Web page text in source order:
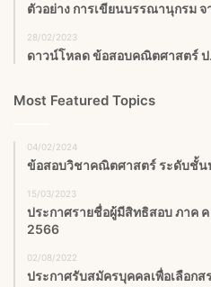
ตัวอย่าง การเขียนบรรณานุกรม จ
28/02/2023
ดาวน์โหลด ข้อสอบคณิตศาสตร์ ป
Most Featured Topics
04/02/2024
ข้อสอบวิชาคณิตศาสตร์ ระดับชั้น
15/03/2023
ประกาศรายชื่อผู้มีสิทธิสอบ ภาค
2566
02/08/2022
ประกาศรับสมัครบุคคลเพื่อเลือก